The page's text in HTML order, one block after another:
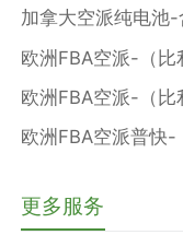
加拿大空派纯电池-
欧洲FBA空派-（比
欧洲FBA空派-（比
欧洲FBA空派普快-
更多服务